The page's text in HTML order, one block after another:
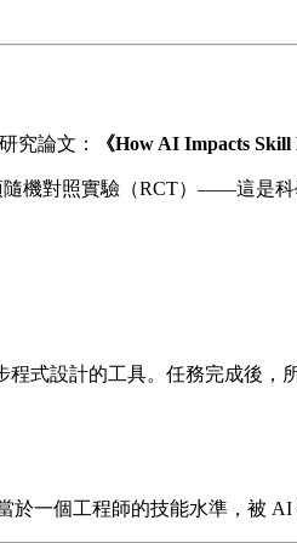
究論文： 《How AI Impacts Skill
隨機對照實驗（RCT）——這
式設計的工具。任務完成後，
於一個工程師的技能水準，被 AI